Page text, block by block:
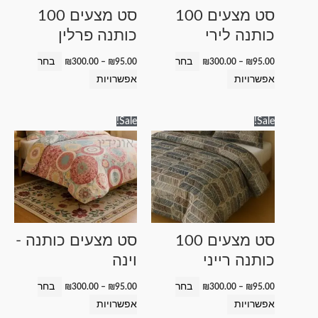
סט מצעים 100
כותנה לירי
₪95.00
–
₪300.00
בחר
אפשרויות
את
האפשרויות
סט מצעים 100
כותנה פרלין
₪95.00
–
₪300.00
בחר
אפשרויות
את
האפשרויות
Sale!
סט מצעים 100
כותנה רייני
₪95.00
–
₪300.00
מחירים:
⁦₪95.00⁩
עד
⁦₪300.00⁩
בחר
אפשרויות
זה
יש
מספר
סוגים.
ניתן
את
האפשרויות
בעמוד
Sale!
סט מצעים כותנה -
וינה
₪95.00
–
₪300.00
מחירים:
⁦₪95.00⁩
עד
⁦₪300.00⁩
בחר
אפשרויות
זה
יש
מספר
סוגים.
ניתן
את
בעמוד